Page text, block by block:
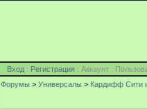
Вход: Регистрация : Аккаунт :
Форумы > Универсалы > Кардифф Сити